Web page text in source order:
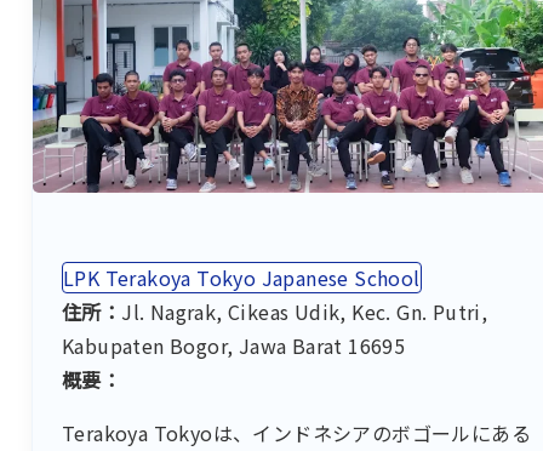
LPK Terakoya Tokyo Japanese School
住所： Jl. Nagrak, Cikeas Udik, Kec. Gn. Putri,
Kabupaten Bogor, Jawa Barat 16695
概要：
Terakoya Tokyoは、インドネシアのボゴールにある